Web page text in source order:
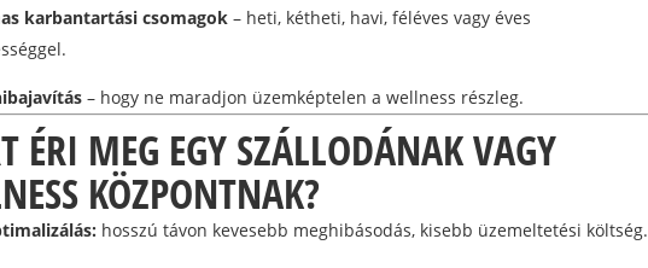
karbantartási csomagok – heti, kétheti, havi, féléves vagy éves
– hogy ne maradjon üzemképtelen a wellness részleg.
ÉRI MEG EGY SZÁLLODÁNAK VAGY
KÖZPONTNAK?
hosszú távon kevesebb meghibásodás, kisebb üzemeltetési költség.